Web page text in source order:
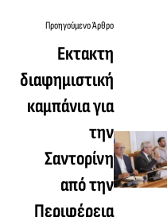
Προηγούμενο Άρθρο
Eκτακτη
διαφημιστική
καμπάνια για
την
Σαντορίνη
από την
Περιφέρεια